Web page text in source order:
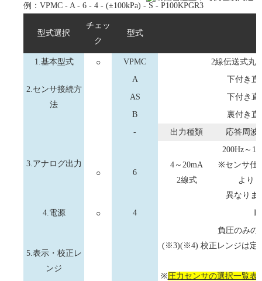
例：VPMC - A - 6 - 4 - (±100kPa) - S - P100KPGR3
型式選択
チェッ
ク
型式
1.基本型式 ○ VPMC 2線伝送式丸
2.センサ接続方
法
A
下付き直
AS
下付き直
B
裏付き直
3.アナログ出力
- 出力種類 応答周波
○ 6
4～20mA
2線式
200Hz～
※センサ仕
より
異なりま
4.電源
○ 4
5.表示・校正レ
ンジ
負圧のみの
(※3)(※4) 校正レンジは定
※圧力センサの選択一覧表